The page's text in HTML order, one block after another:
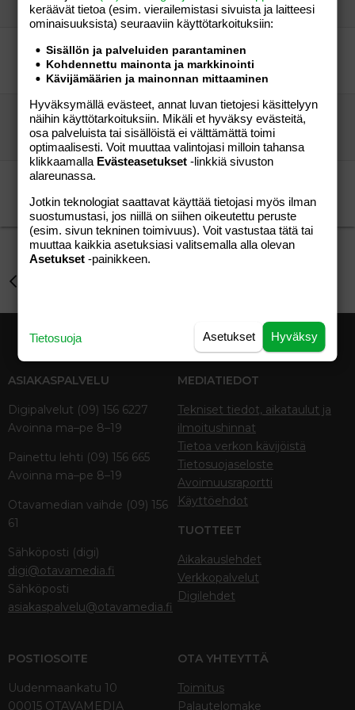
2
Perhe-elämä
01.10.2006
Tiitiäisen äiti
Ekaa kertaa, apuja ja vinkkejä kaivataan!
Paniikki
Perhe-elämä
2
Perhe-elämä
14.08.2006
linnea75
ohjeita
Pegasus Perhe-elämä
2
Perhe-elämä
03.01.2007
Selenicereus
oletteko te klikanneet tuota oikealla olevaa..
lisse
Aihe vapaa
26
Aihe vapaa
22.07.2007
Omppu07
ASIAKASPALVELU
Digipalvelut (09) 156 6227
Avoinna ma–pe 8–19
Painettu lehti (09) 156 665
Avoinna ma–pe 8–19
Otavamedian vaihde (09) 156
61
Sähköposti (digi)
digi@otavamedia.fi
Sähköposti
asiakaspalvelu@otavamedia.fi
MEDIATIEDOT
Tekniset tiedot, aikataulut ja
ilmoitushinnat
Tietoa verkon kävijöistä
Tietosuojaseloste
Avoimuusraportti
Käyttöehdot
TUOTTEET
Aikakauslehdet
Verkkopalvelut
Digilehdet
POSTIOSOITE
Uudenmaankatu 10
00015 OTAVAMEDIA
OTA YHTEYTTÄ
Toimitus
Palautelomake
keräävät tietoa (esim. vierailemis­tasi sivuista ja laitteesi
ominaisuuk­sista) seuraaviin käyttötarkoituksiin:
Sisällön ja palveluiden parantaminen
Kohdennettu mainonta ja markkinointi
Kävijämäärien ja mainonnan mittaaminen
Hyväksymällä evästeet, annat luvan tietojesi käsittelyyn
näihin käyttötarkoituksiin. Mikäli et hyväksy evästeitä,
osa palveluista tai sisällöistä ei välttämättä toimi
optimaalisesti. Voit muuttaa valintojasi milloin tahansa
klikkaamalla Evästeasetukset -linkkiä sivuston
alareunassa.
Jotkin teknologiat saattavat käyttää tietojasi myös ilman
suostumustasi, jos niillä on siihen oikeutettu peruste
(esim. sivun tekninen toimivuus). Voit vastustaa tätä tai
muuttaa kaikkia asetuksiasi valitsemalla alla olevan
Asetukset -painikkeen.
Hyväksy
Asetukset
Tietosuoja